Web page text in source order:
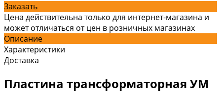
Заказать
Цена действительна только для интернет-магазина и
может отличаться от цен в розничных магазинах
Описание
Характеристики
Доставка
Пластина трансформаторная УМ